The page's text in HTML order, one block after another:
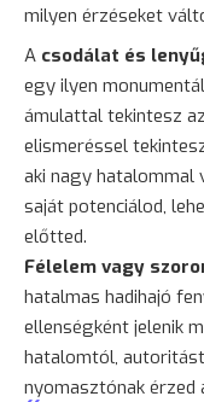
milyen érzéseket
A csodálat és
egy ilyen
ámulattal tekintesz
elismeréssel
aki nagy hatalommal
saját potenciálod,
előtted.
Félelem vagy
hatalmas hadihajó
ellenségként jelenik
hatalomtól,
nyomasztónak érzed